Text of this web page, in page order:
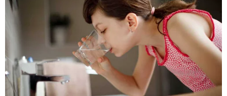
odstínu listů, tvaru a textury.
Rostliny mají neuvěřitelnou
schopnost žít šťastně na místech
s tak malým množstvím slunce,
kde by většina trvalek uhynula.